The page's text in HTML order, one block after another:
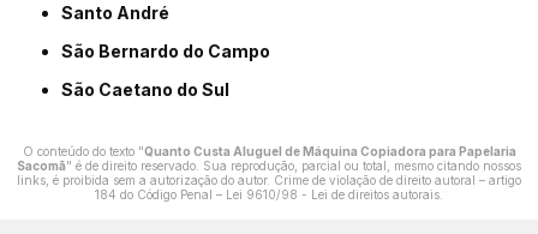
Santo André
São Bernardo do Campo
São Caetano do Sul
O conteúdo do texto "Quanto Custa Aluguel de Máquina Copiadora para Papelaria
Sacomã" é de direito reservado. Sua reprodução, parcial ou total, mesmo citando nossos
links, é proibida sem a autorização do autor. Crime de violação de direito autoral – artigo
184 do Código Penal – Lei 9610/98 - Lei de direitos autorais